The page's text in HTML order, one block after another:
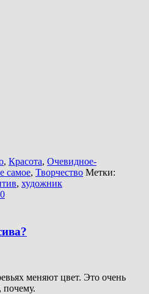
, Красота, Очевидное-
самое, Творчество Метки:
, художник
меняют цвет. Это очень
почему.